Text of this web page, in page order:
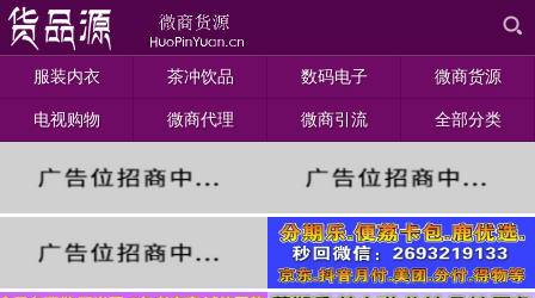
服装内衣 茶冲饮品 数码电子 微商货源
电视购物 微商代理 微商引流 全部分类